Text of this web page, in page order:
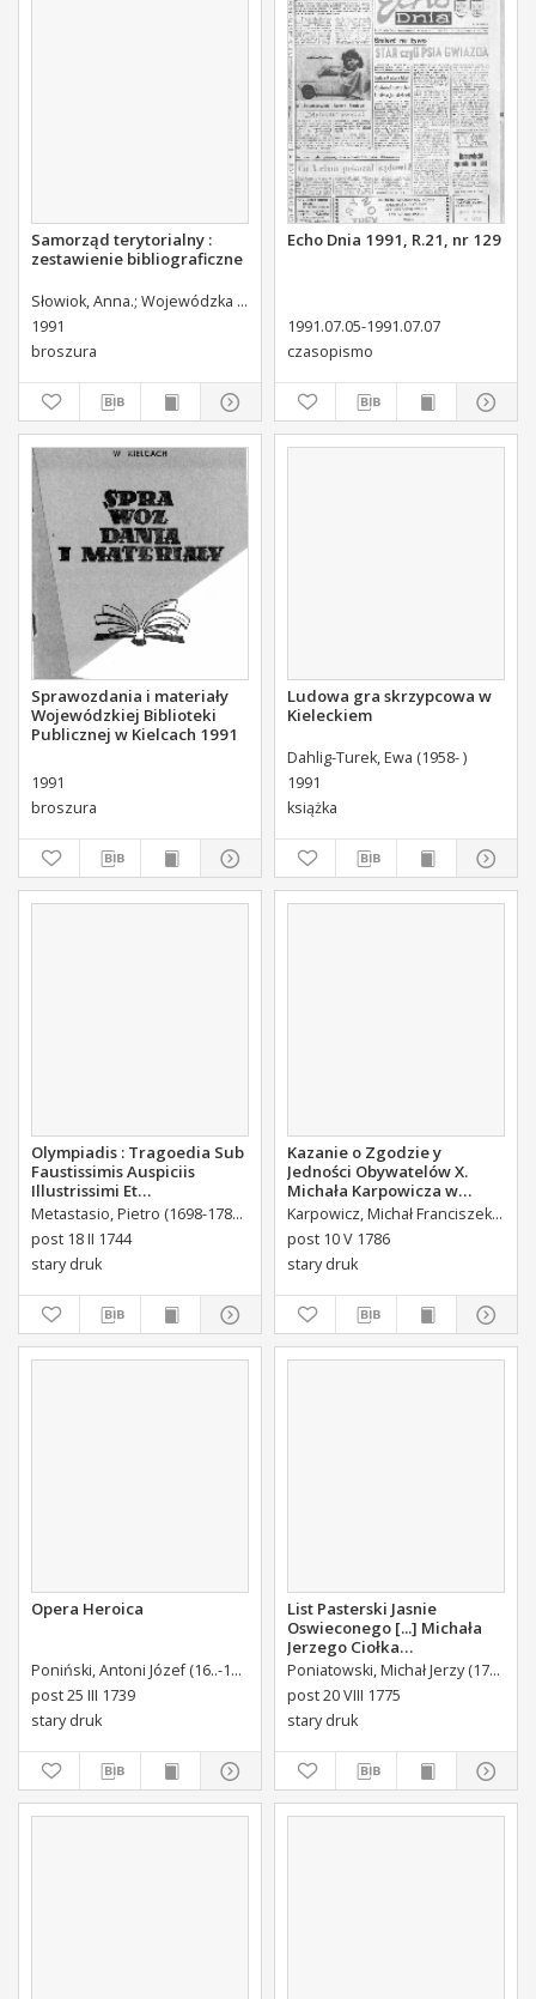
Samorząd terytorialny :
zestawienie bibliograficzne
Słowiok, Anna. Wojewódzka Biblioteka Publiczna w Kielcach. Dział Informacyjno-Bibliograficzny.
1991
broszura
Echo Dnia 1991, R.21, nr 129
1991.07.05-1991.07.07
czasopismo
Sprawozdania i materiały
Wojewódzkiej Biblioteki
Publicznej w Kielcach 1991
1991
broszura
Ludowa gra skrzypcowa w
Kieleckiem
Dahlig-Turek, Ewa (1958- )
1991
książka
Olympiadis : Tragoedia Sub
Faustissimis Auspiciis
Illustrissimi Et
Eccellentissimi Comitis De
Brühl Liberi Baronis de
Forste & de Pfoerthen [...]
Metastasio, Pietro (1698-1782) Portalupi, Antoni Maria (1713-1791) Tł.
post 18 II 1744
stary druk
Kazanie o Zgodzie y
Jedności Obywatelów X.
Michała Karpowicza w
Uroczystosc Imienin [...]
Stanisława Augusta Krola
Miane [...].
Karpowicz, Michał Franciszek (1744-1803)
post 10 V 1786
stary druk
Opera Heroica
Poniński, Antoni Józef (16..-1742). Królikiewicz, Jan Maksymilian. Wyd.
post 25 III 1739
stary druk
List Pasterski Jasnie
Oswieconego [...] Michała
Jerzego Ciołka
Poniatowskiego Biskupa
Płockiego Xiązęcia
Pułtuskiego [...] Do Oboyga
Stanu Tak Duchownego,
Swoiey Roku Panskiego
1775 [...] Wydany.
Poniatowski, Michał Jerzy (1736-1794)
post 20 VIII 1775
stary druk